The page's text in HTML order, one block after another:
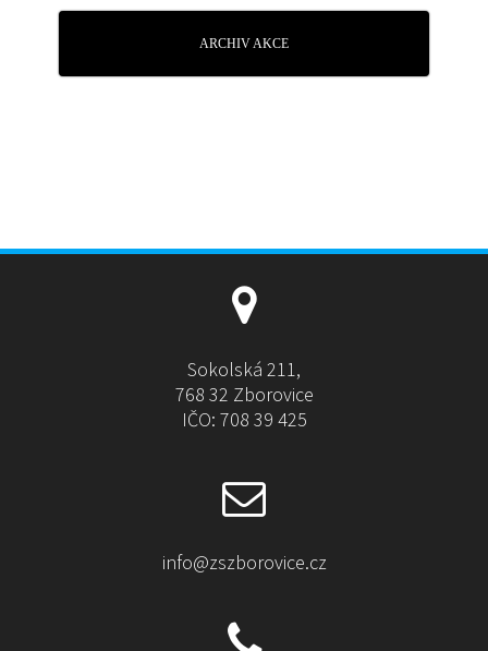
ARCHIV AKCE
Sokolská 211,
768 32 Zborovice
IČO: 708 39 425
info@zszborovice.cz